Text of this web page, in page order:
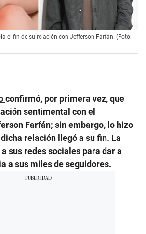
el fin de su relación con Jefferson Farfán. (Foto:
confirmó, por primera vez, que
sentimental con el
Farfán; sin embargo, lo hizo
relación llegó a su fin. La
sus redes sociales para dar a
a sus miles de seguidores.